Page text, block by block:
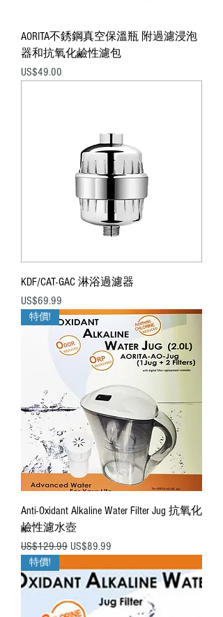
AORITA不銹鋼真空保溫瓶 附過濾浸泡
器和抗氧化鹼性濾包
價格
US$49.00
KDF/CAT-GAC 淋浴過濾器
價格
US$69.99
特價!
Anti-Oxidant Alkaline Water Filter Jug 抗氧化
鹼性濾水壺
一般價格
US$129.99 促銷價格
US$89.99
特價!